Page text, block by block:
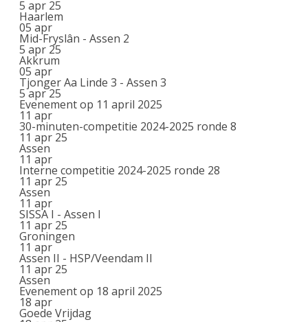
5 apr 25
Haarlem
05 apr
Mid-Fryslân - Assen 2
5 apr 25
Akkrum
05 apr
Tjonger Aa Linde 3 - Assen 3
5 apr 25
Evenement op 11 april 2025
11 apr
30-minuten-competitie 2024-2025 ronde 8
11 apr 25
Assen
11 apr
Interne competitie 2024-2025 ronde 28
11 apr 25
Assen
11 apr
SISSA I - Assen I
11 apr 25
Groningen
11 apr
Assen II - HSP/Veendam II
11 apr 25
Assen
Evenement op 18 april 2025
18 apr
Goede Vrijdag